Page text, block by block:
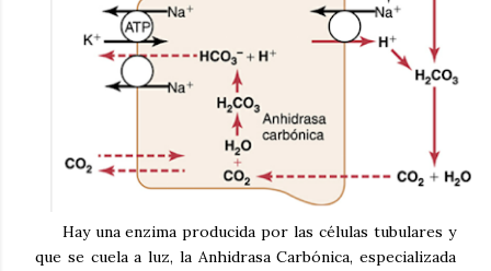
Hay una enzima producida por las células tubulares y
que se cuela a luz, la Anhidrasa Carbónica, especializada